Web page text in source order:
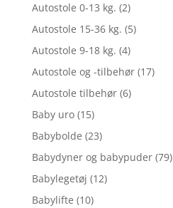
Autostole 0-13 kg. (2)
Autostole 15-36 kg. (5)
Autostole 9-18 kg. (4)
Autostole og -tilbehør (17)
Autostole tilbehør (6)
Baby uro (15)
Babybolde (23)
Babydyner og babypuder (79)
Babylegetøj (12)
Babylifte (10)